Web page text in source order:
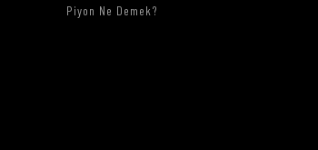
Piyon Ne Demek?